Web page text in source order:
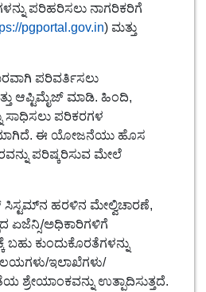
ಪರಿಹರಿಸಲು ನಾಗರಿಕರಿಗೆ
pgportal.gov.in) ಮತ್ತು
ಪರಿವರ್ತಿಸಲು
ಆಪ್ಟಿಮೈಜ್ ಮಾಡಿ. ಹಿಂದಿ,
ಸಾಧಿಸಲು ಪರಿಕರಗಳ
ಈ ಯೋಜನೆಯು ಹೊಸ
ಪರಿಷ್ಕರಿಸುವ ಮೇಲೆ
ಸಿಸ್ಟಮ್‌ನ ಹರಳಿನ ಮೇಲ್ವಿಚಾರಣೆ,
ಏಜೆನ್ಸಿ/ಅಧಿಕಾರಿಗಳಿಗೆ
ಬಹು ಕುಂದುಕೊರತೆಗಳನ್ನು
ಇಲಾಖೆಗಳು/
ಶ್ರೇಯಾಂಕವನ್ನು ಉತ್ಪಾದಿಸುತ್ತದೆ.